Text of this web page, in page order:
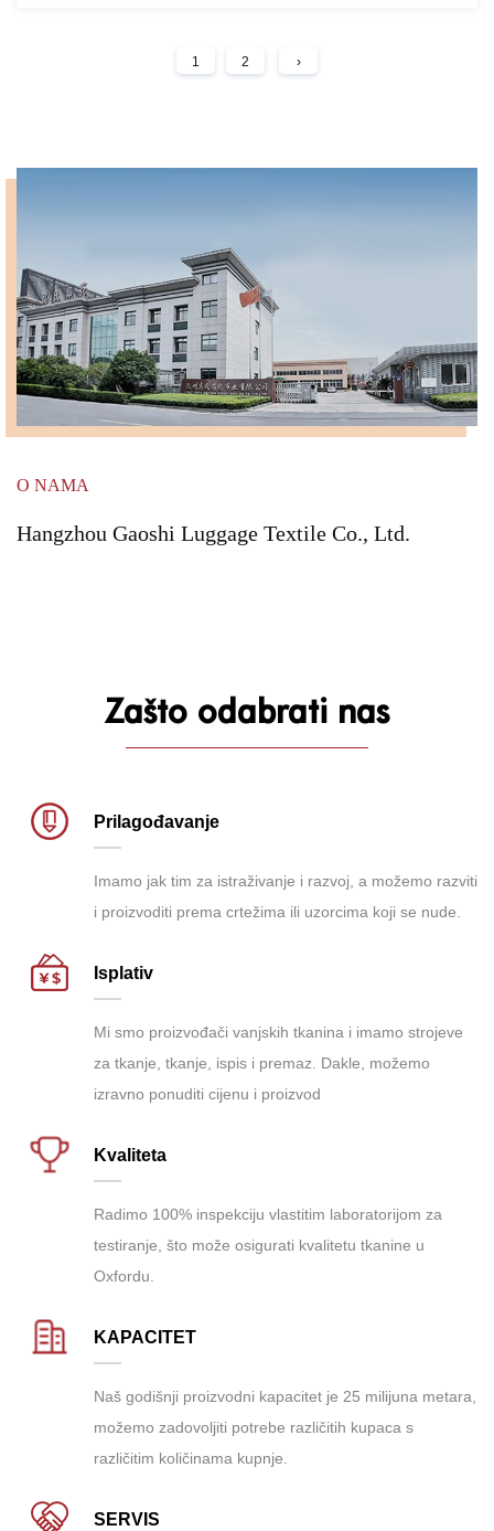
1 2 ›
O NAMA
Hangzhou Gaoshi Luggage Textile Co., Ltd.
Zašto odabrati nas
Prilagođavanje
Imamo jak tim za istraživanje i razvoj, a možemo razviti
i proizvoditi prema crtežima ili uzorcima koji se nude.
Isplativ
Mi smo proizvođači vanjskih tkanina i imamo strojeve
za tkanje, tkanje, ispis i premaz. Dakle, možemo
izravno ponuditi cijenu i proizvod
Kvaliteta
Radimo 100% inspekciju vlastitim laboratorijom za
testiranje, što može osigurati kvalitetu tkanine u
Oxfordu.
KAPACITET
Naš godišnji proizvodni kapacitet je 25 milijuna metara,
možemo zadovoljiti potrebe različitih kupaca s
različitim količinama kupnje.
SERVIS